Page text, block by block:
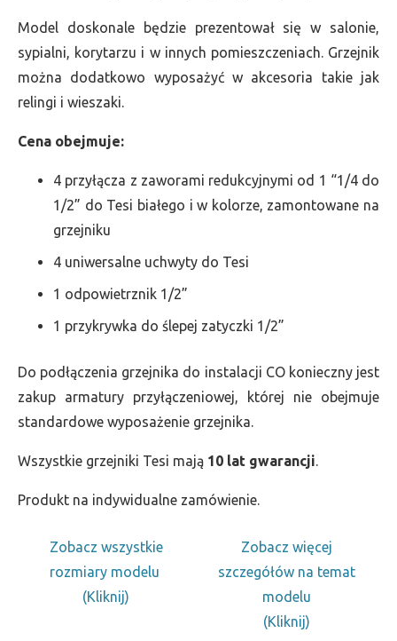
Model doskonale będzie prezentował się w salonie,
sypialni, korytarzu i w innych pomieszczeniach. Grzejnik
można dodatkowo wyposażyć w akcesoria takie jak
relingi i wieszaki.
Cena obejmuje:
4 przyłącza z zaworami redukcyjnymi od 1 “1/4 do
1/2” do Tesi białego i w kolorze, zamontowane na
grzejniku
4 uniwersalne uchwyty do Tesi
1 odpowietrznik 1/2”
1 przykrywka do ślepej zatyczki 1/2”
Do podłączenia grzejnika do instalacji CO konieczny jest
zakup armatury przyłączeniowej, której nie obejmuje
standardowe wyposażenie grzejnika.
Wszystkie grzejniki Tesi mają 10 lat gwarancji.
Produkt na indywidualne zamówienie.
Zobacz wszystkie
rozmiary modelu
(Kliknij)
Zobacz więcej
szczegółów na temat
modelu
(Kliknij)